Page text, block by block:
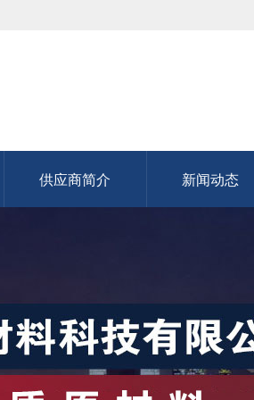
供应商简介 新闻动态